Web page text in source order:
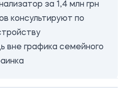
за 1,4 млн грн
консультируют по
вне графика семейного